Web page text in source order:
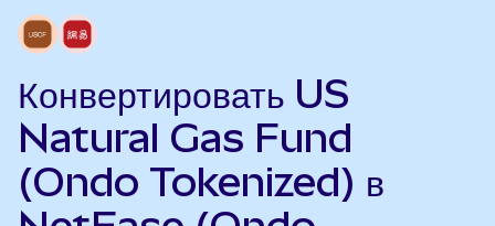
Конвертировать US
Natural Gas Fund
(Ondo Tokenized) в